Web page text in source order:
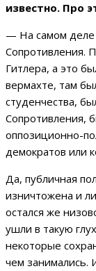
известно. Про
— На самом деле
Сопротивления.
Гитлера, а это
вермахте, там
студенчества,
Сопротивления,
оппозиционно-
демократов или
Да, публичная
изничтожена и
остался же
ушли в такую
некоторые
чем занимались.